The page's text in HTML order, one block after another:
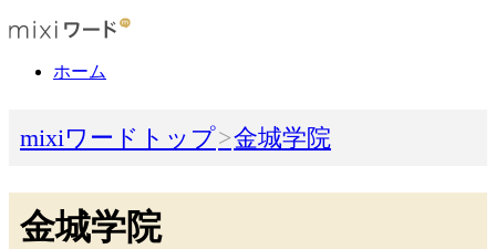
ホーム
mixiワードトップ 金城学院
金城学院